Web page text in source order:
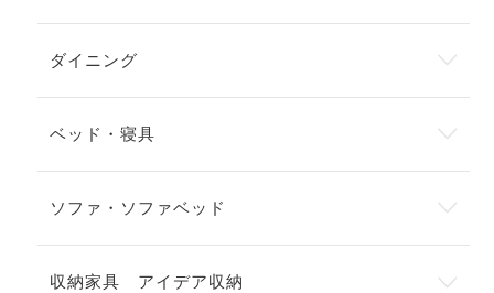
ダイニング
ベッド・寝具
ソファ・ソファベッド
収納家具 アイデア収納